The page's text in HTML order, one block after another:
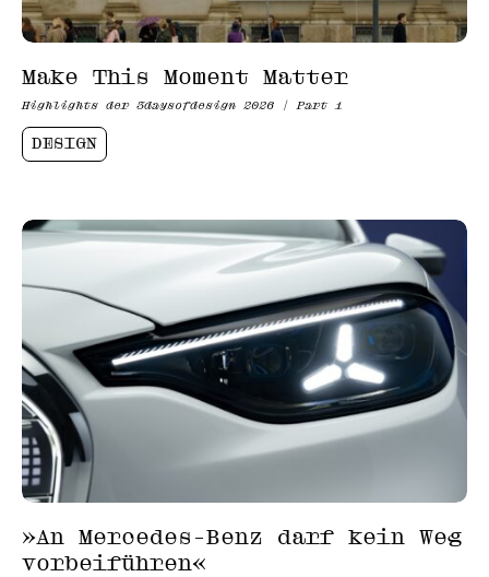
Make This Moment Matter
Highlights der 3daysofdesign 2026 | Part 1
DESIGN
»An Mercedes-Benz darf kein Weg
vorbeiführen«